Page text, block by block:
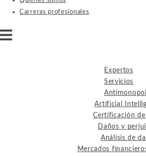
Carreras profesionales
Expertos
Servicios
Artificial
Certificación de
Daños y
Análisis de
Mercados